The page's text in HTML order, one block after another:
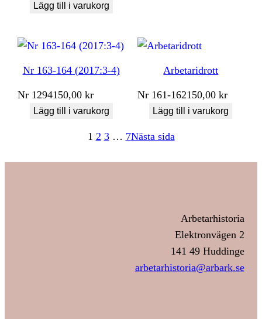
Lägg till i varukorg
Nr 163-164 (2017:3-4)
Nr 1294150,00kr
Lägg till i varukorg
Arbetaridrott
Nr 161-162150,00kr
Lägg till i varukorg
1 2 3 … 7Nästa sida
Arbetarhistoria
Elektronvägen 2
141 49 Huddinge
arbetarhistoria@arbark.se